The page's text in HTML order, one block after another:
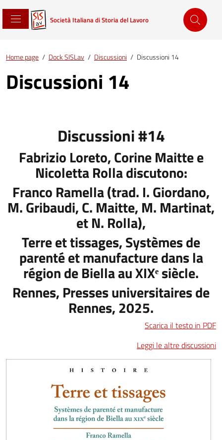
Società Italiana di Storia del Lavoro
Home page / Dock SISLav / Discussioni / Discussioni 14
Discussioni 14
Discussioni #14
Fabrizio Loreto, Corine Maitte e
Nicoletta Rolla discutono:
Franco Ramella (trad. I. Giordano,
M. Gribaudi, C. Maitte, M. Martinat,
et N. Rolla),
Terre et tissages, Systèmes de
parenté et manufacture dans la
région de Biella au XIXᵉ siècle.
Rennes, Presses universitaires de
Rennes, 2025.
Scarica il testo in PDF
Leggi le altre discussioni